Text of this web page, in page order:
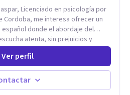
Licenciado en psicología por
Cordoba, me interesa ofrecer un
donde el abordaje del
atenta, sin prejuicios y
caso, sin caer en etiquetas.
en algún momento pueden
particulares, es en mi
lugar a esas cuestiones
generar cambios. Soy una
Ver perfil